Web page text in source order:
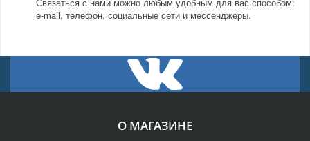
e-mail, телефон, социальные сети и мессенджеры.
О МАГАЗИНЕ